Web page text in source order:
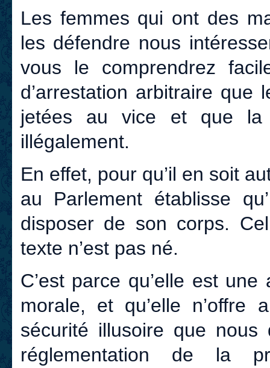
Les femmes qui ont des
les défendre nous
vous le comprendrez
d’arrestation arbitraire
jetées au vice et que la
illégalement.
En effet, pour qu’il en soit
au Parlement établisse
disposer de son corps.
texte n’est pas né.
C’est parce qu’elle est
morale, et qu’elle n’offre
sécurité illusoire que
réglementation de la